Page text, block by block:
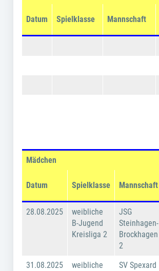
Datum Spielklasse Mannschaft
Mädchen
Datum Spielklasse Mannschaft
28.08.2025
weibliche
B-Jugend
Kreisliga 2
JSG
Steinhagen-
Brockhagen
2
31.08.2025
weibliche
SV Spexard